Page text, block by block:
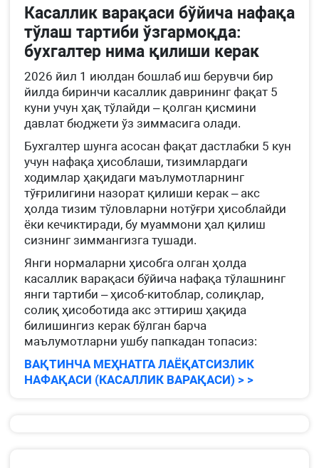
Касаллик варақаси бўйича нафақа
тўлаш тартиби ўзгармоқда:
бухгалтер нима қилиши керак
2026 йил 1 июлдан бошлаб иш берувчи бир
йилда биринчи касаллик даврининг фақат 5
куни учун ҳақ тўлайди – қолган қисмини
давлат бюджети ўз зиммасига олади.
Бухгалтер шунга асосан фақат дастлабки 5 кун
учун нафақа ҳисоблаши, тизимлардаги
ходимлар ҳақидаги маълумотларнинг
тўғрилигини назорат қилиши керак – акс
ҳолда тизим тўловларни нотўғри ҳисоблайди
ёки кечиктиради, бу муаммони ҳал қилиш
сизнинг зиммангизга тушади.
Янги нормаларни ҳисобга олган ҳолда
касаллик варақаси бўйича нафақа тўлашнинг
янги тартиби – ҳисоб-китоблар, солиқлар,
солиқ ҳисоботида акс эттириш ҳақида
билишингиз керак бўлган барча
маълумотларни ушбу папкадан топасиз:
ВАҚТИНЧА МЕҲНАТГА ЛАЁҚАТСИЗЛИК
НАФАҚАСИ (КАСАЛЛИК ВАРАҚАСИ) > >